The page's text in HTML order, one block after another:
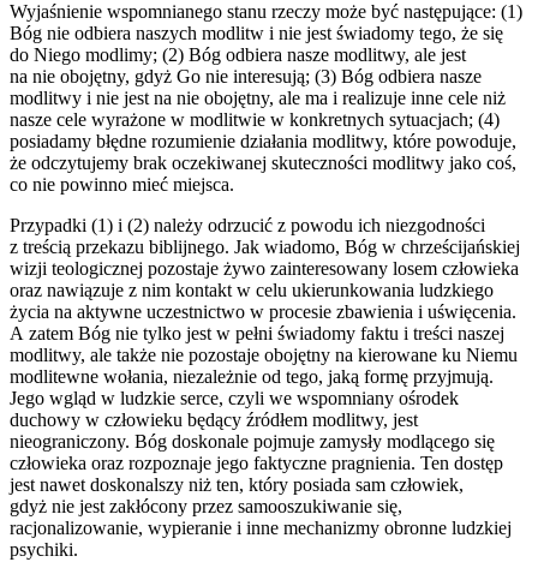
Wyjaśnienie wspomnianego stanu rzeczy może być następujące: (1)
Bóg nie odbiera naszych modlitw i nie jest świadomy tego, że się
do Niego modlimy; (2) Bóg odbiera nasze modlitwy, ale jest
na nie obojętny, gdyż Go nie interesują; (3) Bóg odbiera nasze
modlitwy i nie jest na nie obojętny, ale ma i realizuje inne cele niż
nasze cele wyrażone w modlitwie w konkretnych sytuacjach; (4)
posiadamy błędne rozumienie działania modlitwy, które powoduje,
że odczytujemy brak oczekiwanej skuteczności modlitwy jako coś,
co nie powinno mieć miejsca.
Przypadki (1) i (2) należy odrzucić z powodu ich niezgodności
z treścią przekazu biblijnego. Jak wiadomo, Bóg w chrześcijańskiej
wizji teologicznej pozostaje żywo zainteresowany losem człowieka
oraz nawiązuje z nim kontakt w celu ukierunkowania ludzkiego
życia na aktywne uczestnictwo w procesie zbawienia i uświęcenia.
A zatem Bóg nie tylko jest w pełni świadomy faktu i treści naszej
modlitwy, ale także nie pozostaje obojętny na kierowane ku Niemu
modlitewne wołania, niezależnie od tego, jaką formę przyjmują.
Jego wgląd w ludzkie serce, czyli we wspomniany ośrodek
duchowy w człowieku będący źródłem modlitwy, jest
nieograniczony. Bóg doskonale pojmuje zamysły modlącego się
człowieka oraz rozpoznaje jego faktyczne pragnienia. Ten dostęp
jest nawet doskonalszy niż ten, który posiada sam człowiek,
gdyż nie jest zakłócony przez samooszukiwanie się,
racjonalizowanie, wypieranie i inne mechanizmy obronne ludzkiej
psychiki.